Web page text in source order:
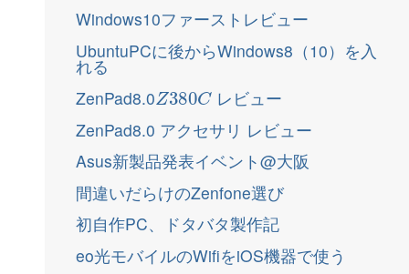
Windows10ファーストレビュー
UbuntuPCに後からWindows8（10）を入
れる
ZenPad8.0
レビュー
ZenPad8.0 アクセサリ レビュー
Asus新製品発表イベント@大阪
間違いだらけのZenfone選び
初自作PC、ドタバタ製作記
eo光モバイルのWifiをiOS機器で使う